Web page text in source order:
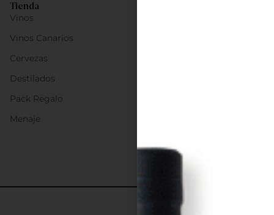
Tienda
Vinos
Vinos Canarios
Cervezas
Destilados
Pack Regalo
Menaje